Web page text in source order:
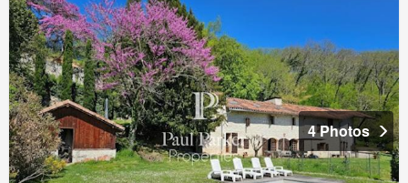
4 Photos